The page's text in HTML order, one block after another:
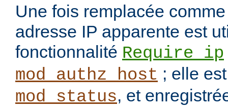
Une fois remplacée
adresse IP apparente est
fonctionnalité Require ip
mod_authz_host ; elle
mod_status, et